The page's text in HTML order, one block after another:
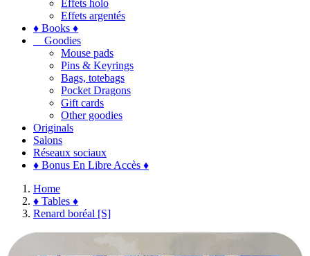
Effets holo
Effets argentés
♦ Books ♦
Goodies
Mouse pads
Pins & Keyrings
Bags, totebags
Pocket Dragons
Gift cards
Other goodies
Originals
Salons
Réseaux sociaux
♦ Bonus En Libre Accès ♦
Home
♦ Tables ♦
Renard boréal [S]